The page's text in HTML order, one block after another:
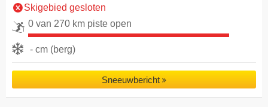
Skigebied gesloten
0 van 270 km piste open
- cm (berg)
Sneeuwbericht